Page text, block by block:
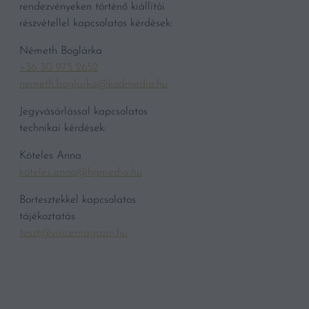
rendezvényeken történő kiállítói
részvétellel kapcsolatos kérdések:
Németh Boglárka
+36 30 975 2652
nemeth.boglarka@kodmedia.hu
Jegyvásárlással kapcsolatos
technikai kérdések:
Köteles Anna
koteles.anna@hgmedia.hu
Bortesztekkel kapcsolatos
tájékoztatás
teszt@vincemagazin.hu